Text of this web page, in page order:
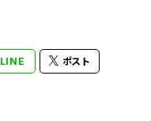
LINE ポスト